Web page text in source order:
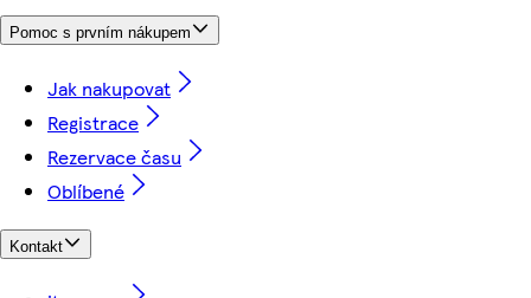
Pomoc s prvním nákupem
Jak nakupovat
Registrace
Rezervace času
Oblíbené
Kontakt